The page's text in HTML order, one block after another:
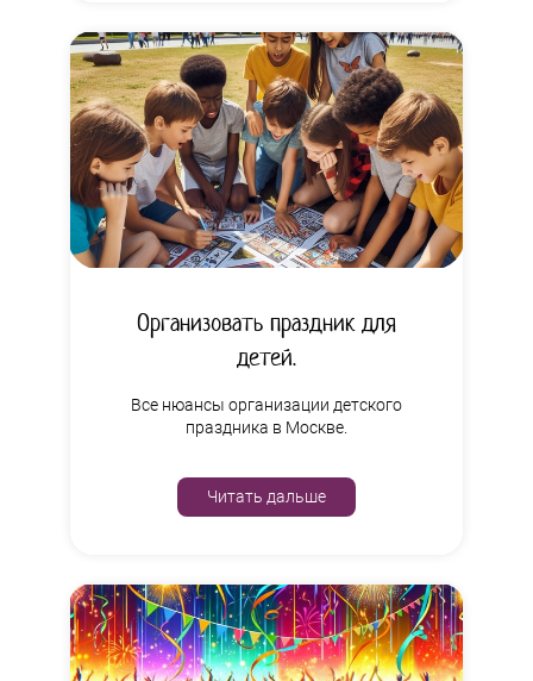
Организовать праздник для
детей.
Все нюансы организации детского
праздника в Москве.
Читать дальше